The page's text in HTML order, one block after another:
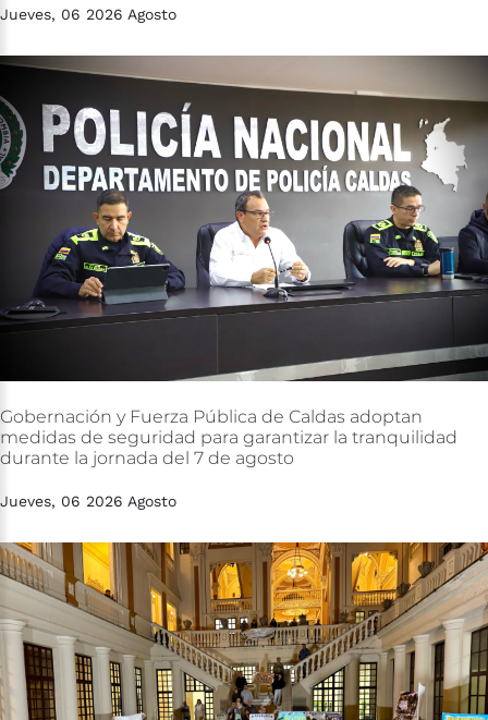
Jueves, 06 2026 Agosto
Gobernación y Fuerza Pública de Caldas adoptan
medidas de seguridad para garantizar la tranquilidad
durante la jornada del 7 de agosto
Jueves, 06 2026 Agosto